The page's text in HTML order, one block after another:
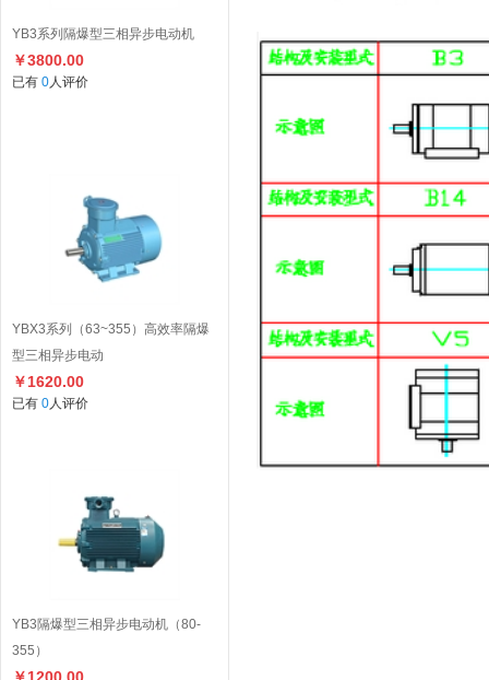
YB3系列隔爆型三相异步电动机
￥3800.00
已有 0人评价
YBX3系列（63~355）高效率隔爆
型三相异步电动
￥1620.00
已有 0人评价
YB3隔爆型三相异步电动机（80-
355）